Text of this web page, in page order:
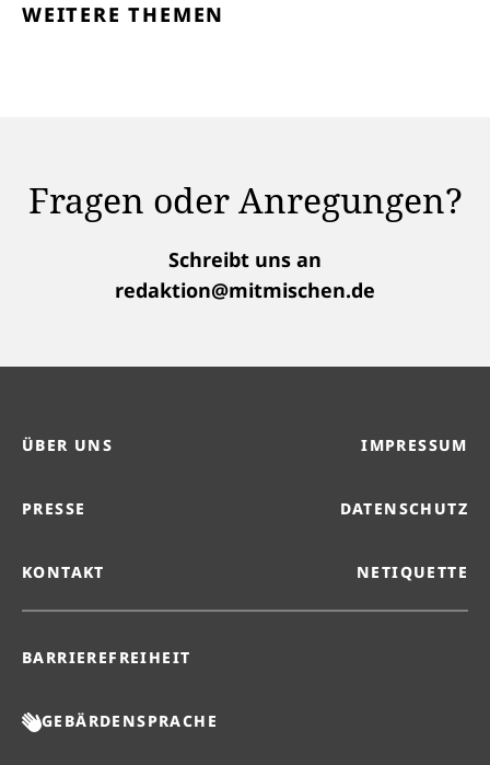
WEITERE THEMEN
Fragen oder Anregungen?
Schreibt uns an
redaktion@mitmischen.de
ÜBER UNS IMPRESSUM
PRESSE DATENSCHUTZ
KONTAKT NETIQUETTE
BARRIEREFREIHEIT
GEBÄRDENSPRACHE